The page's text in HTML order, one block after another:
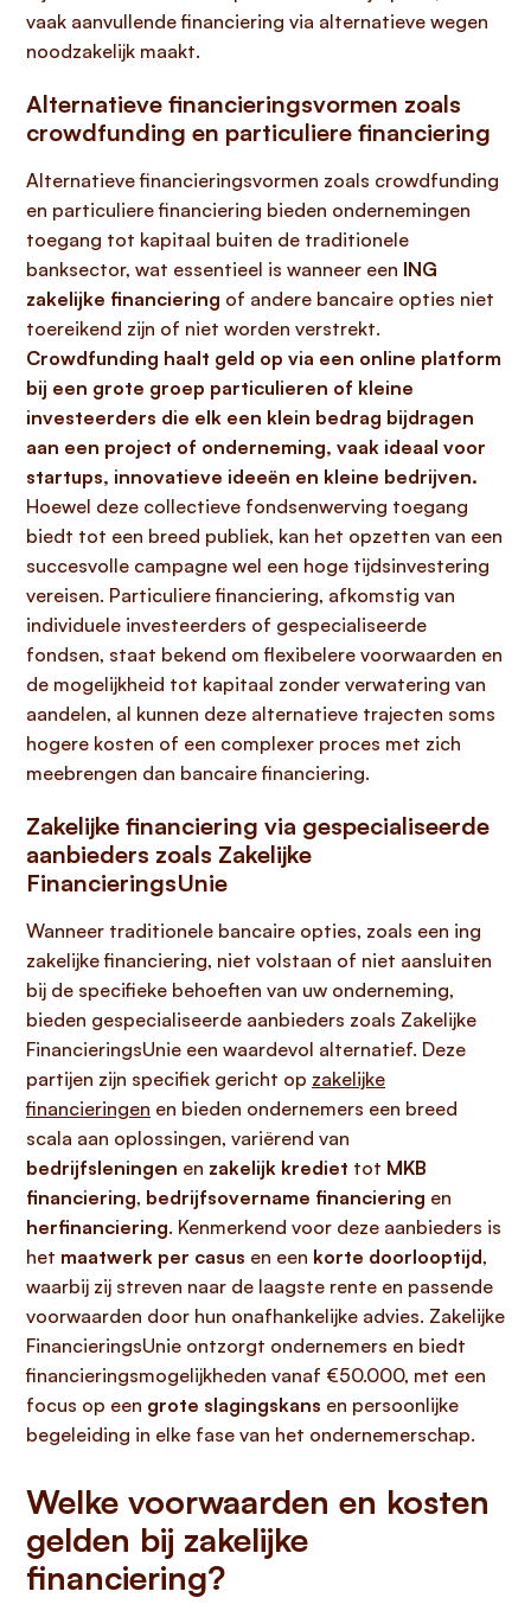
vaak aanvullende financiering via alternatieve wegen
noodzakelijk maakt.
Alternatieve financieringsvormen zoals
crowdfunding en particuliere financiering
Alternatieve financieringsvormen zoals crowdfunding
en particuliere financiering bieden ondernemingen
toegang tot kapitaal buiten de traditionele
banksector, wat essentieel is wanneer een ING
zakelijke financiering of andere bancaire opties niet
toereikend zijn of niet worden verstrekt.
Crowdfunding haalt geld op via een online platform
bij een grote groep particulieren of kleine
investeerders die elk een klein bedrag bijdragen
aan een project of onderneming, vaak ideaal voor
startups, innovatieve ideeën en kleine bedrijven.
Hoewel deze collectieve fondsenwerving toegang
biedt tot een breed publiek, kan het opzetten van een
succesvolle campagne wel een hoge tijdsinvestering
vereisen. Particuliere financiering, afkomstig van
individuele investeerders of gespecialiseerde
fondsen, staat bekend om flexibelere voorwaarden en
de mogelijkheid tot kapitaal zonder verwatering van
aandelen, al kunnen deze alternatieve trajecten soms
hogere kosten of een complexer proces met zich
meebrengen dan bancaire financiering.
Zakelijke financiering via gespecialiseerde
aanbieders zoals Zakelijke
FinancieringsUnie
Wanneer traditionele bancaire opties, zoals een ing
zakelijke financiering, niet volstaan of niet aansluiten
bij de specifieke behoeften van uw onderneming,
bieden gespecialiseerde aanbieders zoals Zakelijke
FinancieringsUnie een waardevol alternatief. Deze
partijen zijn specifiek gericht op zakelijke
financieringen en bieden ondernemers een breed
scala aan oplossingen, variërend van
bedrijfsleningen en zakelijk krediet tot MKB
financiering, bedrijfsovername financiering en
herfinanciering. Kenmerkend voor deze aanbieders is
het maatwerk per casus en een korte doorlooptijd,
waarbij zij streven naar de laagste rente en passende
voorwaarden door hun onafhankelijke advies. Zakelijke
FinancieringsUnie ontzorgt ondernemers en biedt
financieringsmogelijkheden vanaf €50.000, met een
focus op een grote slagingskans en persoonlijke
begeleiding in elke fase van het ondernemerschap.
Welke voorwaarden en kosten
gelden bij zakelijke
financiering?